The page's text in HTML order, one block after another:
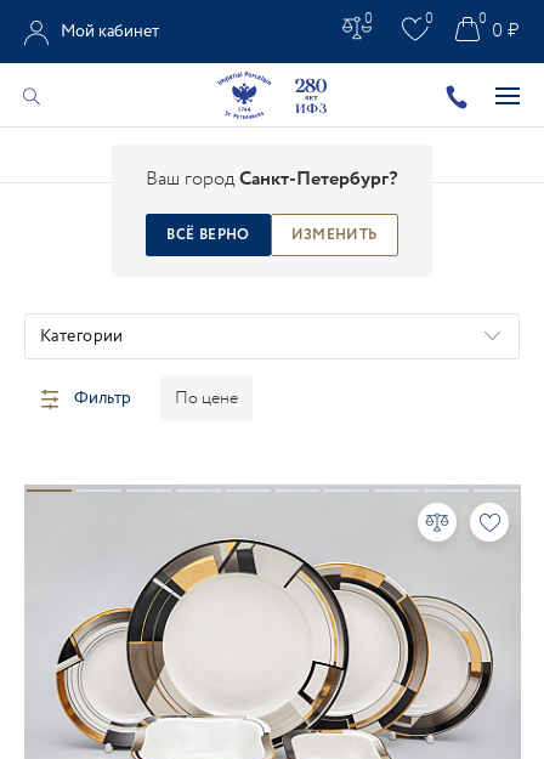
Ваш городСанкт-Петербург?
ВСЁ ВЕРНО ИЗМЕНИТЬ
Мой кабинет
0 0 0 ₽
0
СЕРВИЗЫ
Категории
Фильтр По цене